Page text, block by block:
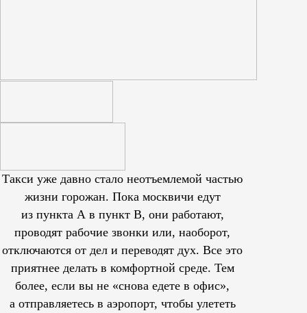
Такси уже давно стало неотъемлемой частью
жизни горожан. Пока москвичи едут
из пункта А в пункт В, они работают,
проводят рабочие звонки или, наоборот,
отключаются от дел и переводят дух. Все это
приятнее делать в комфортной среде. Тем
более, если вы не «снова едете в офис»,
а отправляетесь в аэропорт, чтобы улететь